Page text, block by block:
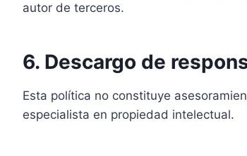
autor de terceros.
6. Descargo de
Esta política no constituye
especialista en propiedad intelectual.